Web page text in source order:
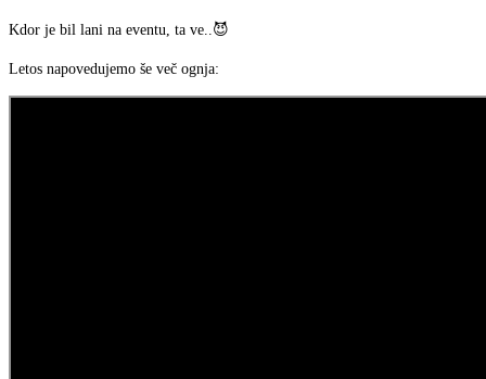
Kdor je bil lani na eventu, ta ve..😈
Letos napovedujemo še več ognja: